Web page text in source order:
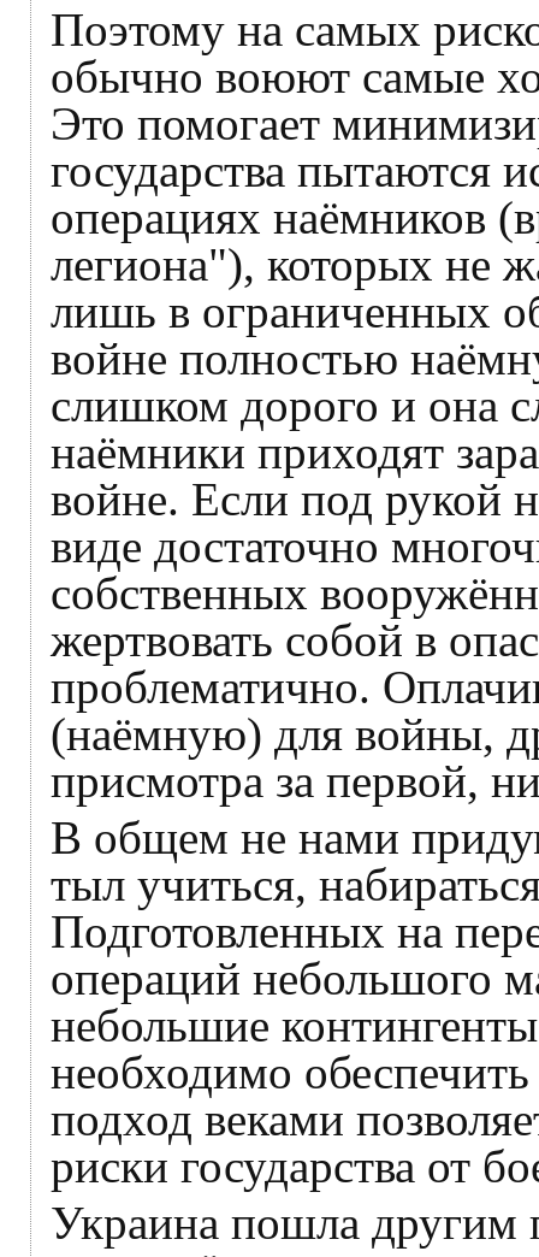
Поэтому на самых
обычно воюют самые
Это помогает
государства пытаются
операциях наёмников
легиона"), которых не
лишь в ограниченных
войне полностью
слишком дорого и она
наёмники приходят
войне. Если под рукой
виде достаточно
собственных
жертвовать собой в
проблематично.
(наёмную) для войны,
присмотра за первой,
В общем не нами
тыл учиться,
Подготовленных на
операций небольшого
небольшие
необходимо
подход веками
риски государства от
Украина пошла другим